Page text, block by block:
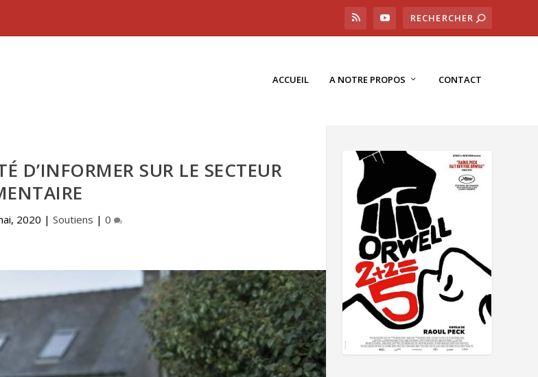
ACCUEIL A NOTRE PROPOS CONTACT
D’INFORMER SUR LE SECTEUR
2020 |Soutiens |0